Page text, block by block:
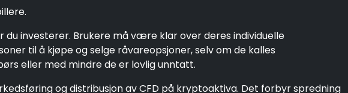
investerer. Brukere må være klar over deres individuelle
til å kjøpe og selge råvareopsjoner, selv om de kalles
eller med mindre de er lovlig unntatt.
og distribusjon av CFD på kryptoaktiva. Det forbyr spredning